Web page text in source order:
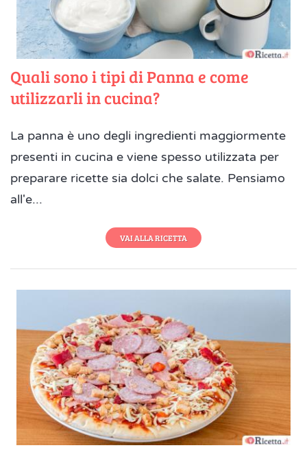
Quali sono i tipi di Panna e come
utilizzarli in cucina?
La panna è uno degli ingredienti maggiormente
presenti in cucina e viene spesso utilizzata per
preparare ricette sia dolci che salate. Pensiamo
all'e...
VAI ALLA RICETTA